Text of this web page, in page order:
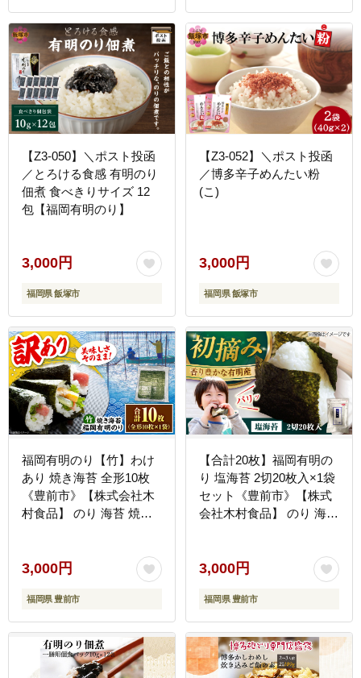
【Z3-050】＼ポスト投函
／とろける食感 有明のり
佃煮 食べきりサイズ 12
包【福岡有明のり】
3,000円
福岡県 飯塚市
【Z3-052】＼ポスト投函
／博多辛子めんたい粉
(こ)
3,000円
福岡県 飯塚市
福岡有明のり【竹】わけ
あり 焼き海苔 全形10枚
《豊前市》【株式会社木
村食品】 のり 海苔 焼き
3,000円
福岡県 豊前市
【合計20枚】福岡有明の
り 塩海苔 2切20枚入×1袋
セット《豊前市》【株式
会社木村食品】 のり 海苔
3,000円
福岡県 豊前市